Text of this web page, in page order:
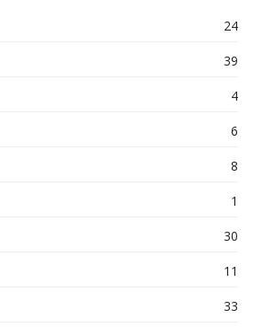
24
39
4
6
8
1
30
11
33